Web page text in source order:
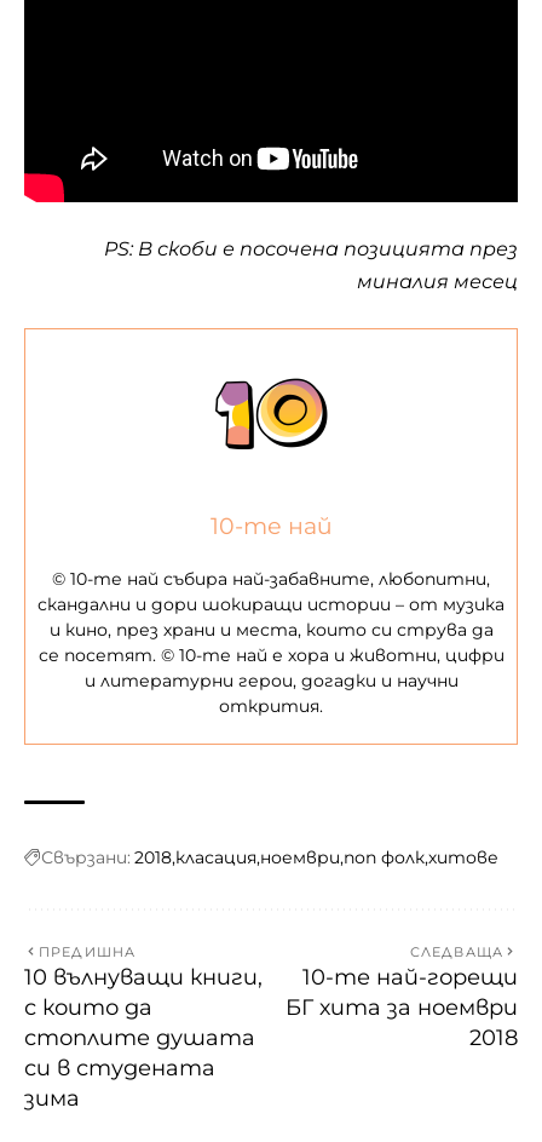
PS: В скоби е посочена позицията през
миналия месец
10-те най
© 10-те най събира най-забавните, любопитни,
скандални и дори шокиращи истории – от музика
и кино, през храни и места, които си струва да
се посетят. © 10-те най е хора и животни, цифри
и литературни герои, догадки и научни
открития.
Свързани: 2018 класация ноември поп фолкхитове
ПРЕДИШНА
10 вълнуващи книги,
с които да
стоплите душата
си в студената
зима
СЛЕДВАЩА
10-те най-горещи
БГ хита за ноември
2018